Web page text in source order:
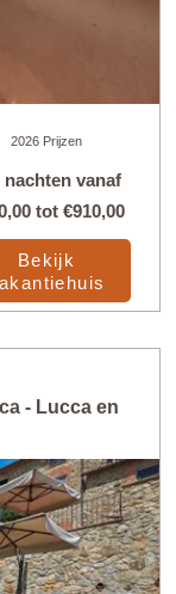
2026 Prijzen
nachten vanaf
tot €910,00
Bekijk
- Lucca en